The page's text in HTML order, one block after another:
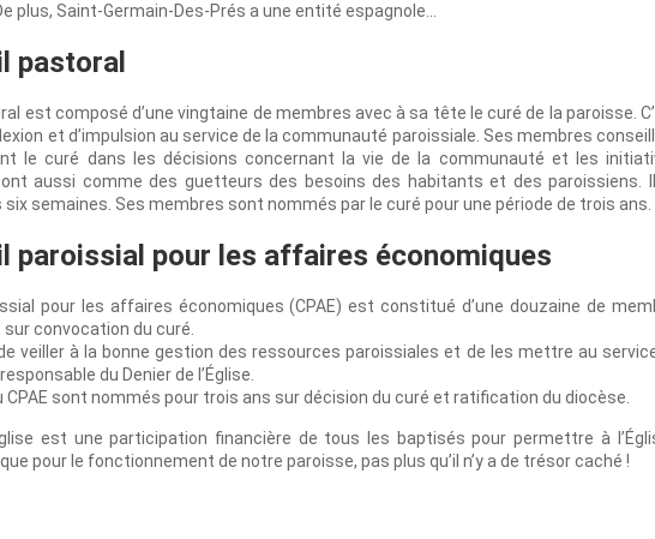
plus, Saint-Germain-Des-Prés a une entité espagnole…
pastoral
est composé d’une vingtaine de membres avec à sa tête le curé de la paroisse.
et d’impulsion au service de la communauté paroissiale. Ses membres
le curé dans les décisions concernant la vie de la communauté et les
aussi comme des guetteurs des besoins des habitants et des paroissiens.
semaines. Ses membres sont nommés par le curé pour une période de trois ans.
paroissial pour les affaires économiques
pour les affaires économiques (CPAE) est constitué d’une douzaine de
convocation du curé.
veiller à la bonne gestion des ressources paroissiales et de les mettre au
du Denier de l’Église.
CPAE sont nommés pour trois ans sur décision du curé et ratification du diocèse.
est une participation financière de tous les baptisés pour permettre à
pour le fonctionnement de notre paroisse, pas plus qu’il n’y a de trésor caché !